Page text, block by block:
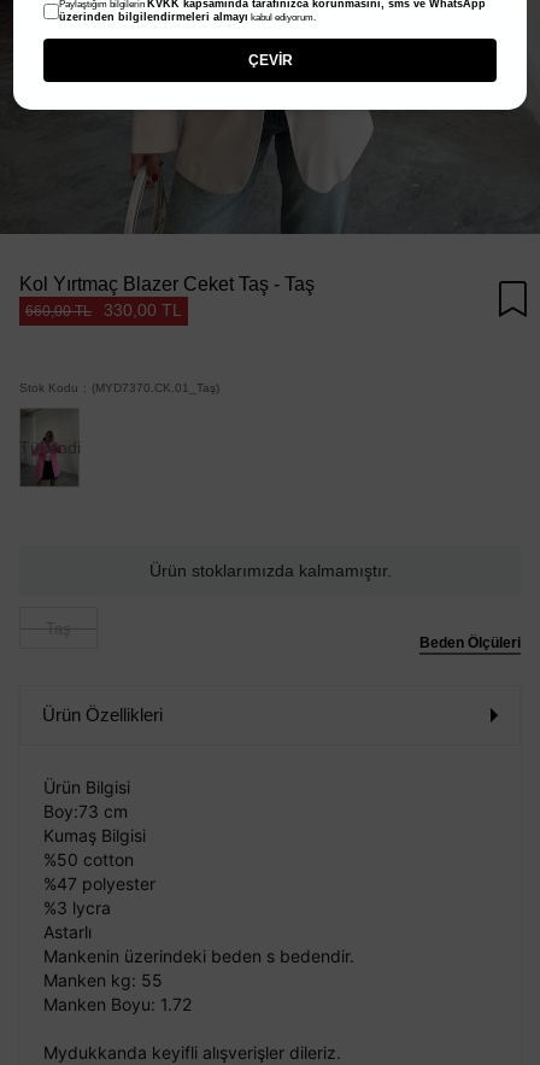
Kol Yırtmaç Blazer Ceket Taş - Taş
660,00 TL 330,00 TL
Stok Kodu (MYD7370.CK.01_Taş)
Tükendi
Ürün stoklarımızda kalmamıştır.
Beden Ölçüleri
Ürün Özellikleri
Ürün Bilgisi
Boy:73 cm
Kumaş Bilgisi
%50 cotton
%47 polyester
%3 lycra
Astarlı
Mankenin üzerindeki beden s bedendir.
Manken kg: 55
Manken Boyu: 1.72
Mydukkanda keyifli alışverişler dileriz.
Paylaştığım bilgilerin KVKK kapsamında tarafınızca korunmasını, sms ve WhatsApp
üzerinden bilgilendirmeleri almayı kabul ediyorum.
ÇEVİR